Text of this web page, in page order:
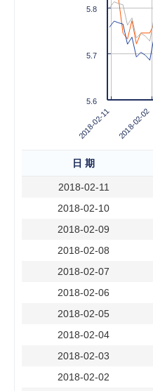
2018-02-11 2018-02-02
5.7
5.8
5.6
日 期
2018-02-11
2018-02-10
2018-02-09
2018-02-08
2018-02-07
2018-02-06
2018-02-05
2018-02-04
2018-02-03
2018-02-02